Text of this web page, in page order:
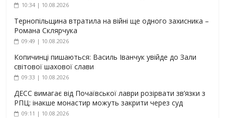
10:34 | 10.08.2026
Тернопільщина втратила на війні ще одного захисника –
Романа Склярчука
09:49 | 10.08.2026
Копичинці пишаються: Василь Іванчук увійде до Зали
світової шахової слави
09:33 | 10.08.2026
ДЕСС вимагає від Почаївської лаври розірвати зв’язки з
РПЦ: інакше монастир можуть закрити через суд
09:11 | 10.08.2026